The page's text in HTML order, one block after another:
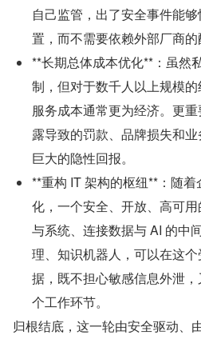
自己监管，出了安全事件能
置，而不需要依赖外部厂商的
**长期总体成本优化**：虽然
制，但对于数千人以上规模
服务成本通常更为经济。更
露导致的罚款、品牌损失和
巨大的隐性回报。
**重构 IT 架构的枢纽**：随
化，一个安全、开放、高可
与系统、连接数据与 AI 的中
理、知识机器人，可以在这
据，既不担心敏感信息外泄
个工作环节。
归根结底，这一轮由安全驱动、